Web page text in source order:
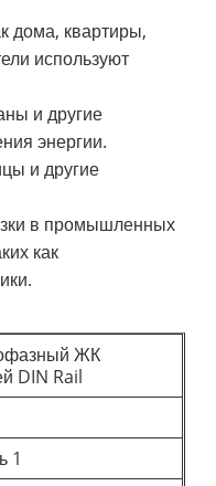
дома, квартиры,
используют
и другие
энергии.
и другие
в промышленных
как
ЖК
DIN Rail
1